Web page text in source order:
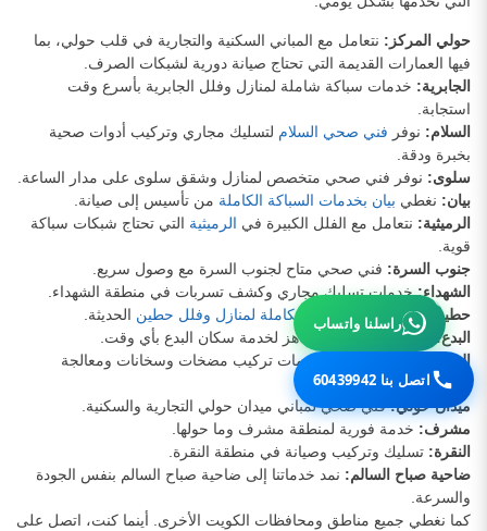
حولي المركز: نتعامل مع المباني السكنية والتجارية في قلب حولي، بما
فيها العمارات القديمة التي تحتاج صيانة دورية لشبكات الصرف.
الجابرية: خدمات سباكة شاملة لمنازل وفلل الجابرية بأسرع وقت
استجابة.
السلام: نوفر فني صحي السلام لتسليك مجاري وتركيب أدوات صحية
بخبرة ودقة.
سلوى: نوفر فني صحي متخصص لمنازل وشقق سلوى على مدار الساعة.
بيان: نغطي بيان بخدمات السباكة الكاملة من تأسيس إلى صيانة.
الرميثية: نتعامل مع الفلل الكبيرة في الرميثية التي تحتاج شبكات سباكة
قوية.
جنوب السرة: فني صحي متاح لجنوب السرة مع وصول سريع.
الشهداء:خدمات تسليك مجاري وكشف تسربات في منطقة الشهداء.
حطين:
نُقدّم حلول سباكة متكاملة لمنازل وفلل حطين الحديثة.
البدع:
سباك صحي حولي جاهز لخدمة سكان البدع بأي وقت.
الشعب:
نغطي الشعب بخدمات تركيب مضخات وسخانات ومعالجة
تسربات.
ميدان حولي:فني صحي لمباني ميدان حولي التجارية والسكنية.
مشرف: خدمة فورية لمنطقة مشرف وما حولها.
النقرة: تسليك وتركيب وصيانة في منطقة النقرة.
ضاحية صباح السالم: نمد خدماتنا إلى ضاحية صباح السالم بنفس الجودة
والسرعة.
كما نغطي جميع مناطق ومحافظات الكويت الأخرى. أينما كنت، اتصل على
راسلنا واتساب
اتصل بنا 60439942